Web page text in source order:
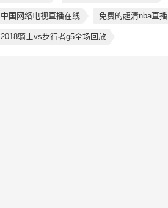
中国网络电视直播在线 免费的超清nba直播
2018骑士vs步行者g5全场回放